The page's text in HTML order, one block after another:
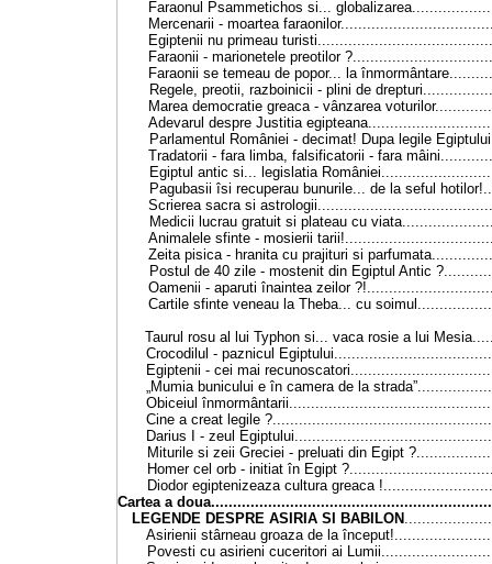
Faraonul Psammetichos si... globalizarea
Mercenarii - moartea faraonilor
Egiptenii nu primeau turisti
Faraonii - marionetele preotilor ?
Faraonii se temeau de popor... la înmormântare
Regele, preotii, razboinicii - plini de drepturi
Marea democratie greaca - vânzarea voturilor
Adevarul despre Justitia egipteana
Parlamentul României - decimat! Dupa legile Egiptului
Tradatorii - fara limba, falsificatorii - fara mâini
Egiptul antic si... legislatia României
Pagubasii îsi recuperau bunurile... de la seful hotilor!
Scrierea sacra si astrologii
Medicii lucrau gratuit si plateau cu viata
Animalele sfinte - mosierii tarii!
Zeita pisica - hranita cu prajituri si parfumata
Postul de 40 zile - mostenit din Egiptul Antic ?
Oamenii - aparuti înaintea zeilor ?!
Cartile sfinte veneau la Theba... cu soimul
Taurul rosu al lui Typhon si... vaca rosie a lui Mesia
Crocodilul - paznicul Egiptului
Egiptenii - cei mai recunoscatori
„Mumia bunicului e în camera de la strada”
Obiceiul înmormântarii
Cine a creat legile ?
Darius
- zeul Egiptului
Miturile si zeii Greciei - preluati din Egipt ?
Homer cel orb - initiat în Egipt ?
Diodor egiptenizeaza cultura greaca !
Cartea a doua
LEGENDE DESPRE ASIRIA SI BABILON
Asirienii stârneau groaza de la început!
Povesti cu asirieni cuceritori ai Lumii